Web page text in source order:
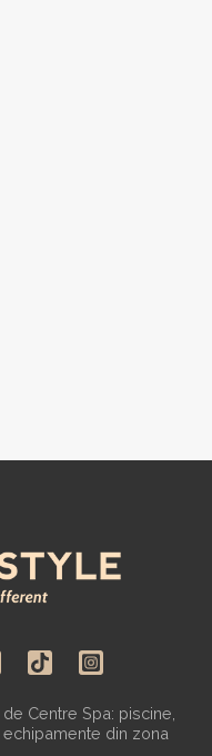
Centre Spa: piscine,
din zona